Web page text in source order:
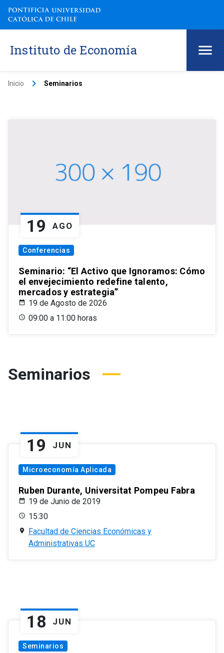
Instituto de Economía
Inicio keyboard_arrow_right Seminarios
19 AGO
Conferencias
Seminario: “El Activo que Ignoramos: Cómo
el envejecimiento redefine talento,
mercados y estrategia”
19 de Agosto de 2026
09:00 a 11:00 horas
Seminarios
19 JUN
Microeconomía Aplicada
Ruben Durante, Universitat Pompeu Fabra
19 de Junio de 2019
15:30
Facultad de Ciencias Económicas y
Administrativas UC
18 JUN
Seminarios